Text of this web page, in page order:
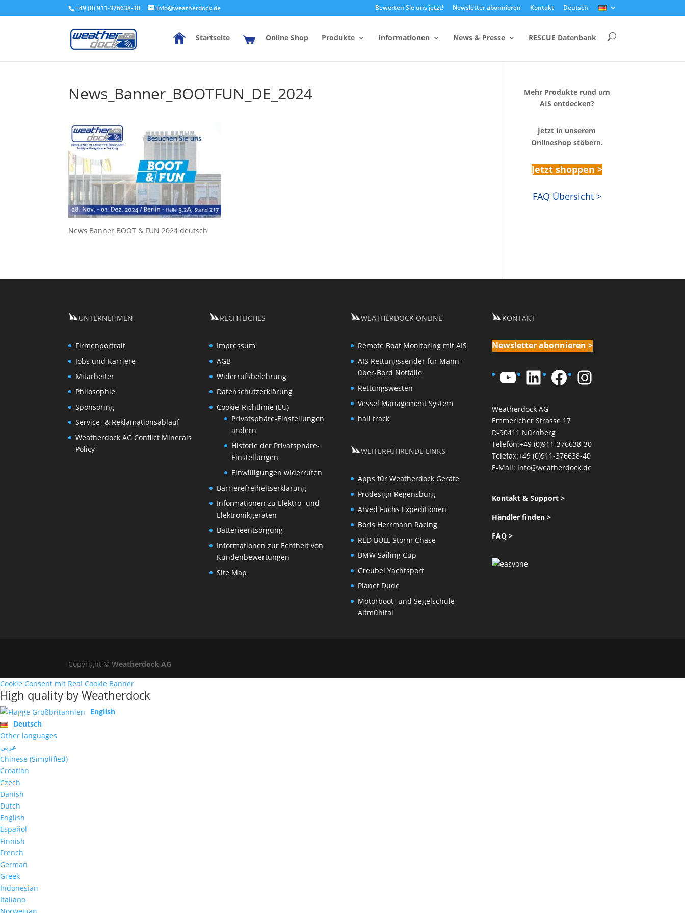
+49 (0) 911-376638-30 info@weatherdock.de Bewerten Sie uns jetzt! Newsletter abonnieren Kontakt Deutsch
Startseite Online Shop Produkte Informationen News & Presse RESCUE Datenbank
News_Banner_BOOTFUN_DE_2024
News Banner BOOT & FUN 2024 deutsch
Mehr Produkte rund um
AIS entdecken?
Jetzt in unserem
Onlineshop stöbern.
Jetzt shoppen >
FAQ Übersicht >
UNTERNEHMEN
Firmenportrait
Jobs und Karriere
Mitarbeiter
Philosophie
Sponsoring
Service- & Reklamationsablauf
Weatherdock AG Conflict Minerals
Policy
RECHTLICHES
Impressum
AGB
Widerrufsbelehrung
Datenschutzerklärung
Cookie-Richtlinie (EU)
Privatsphäre-Einstellungen
ändern
Historie der Privatsphäre-
Einstellungen
Einwilligungen widerrufen
Barrierefreiheitserklärung
Informationen zu Elektro- und
Elektronikgeräten
Batterieentsorgung
Informationen zur Echtheit von
Kundenbewertungen
Site Map
WEATHERDOCK ONLINE
Remote Boat Monitoring mit AIS
AIS Rettungssender für Mann-
über-Bord Notfälle
Rettungswesten
Vessel Management System
hali track
WEITERFÜHRENDE LINKS
Apps für Weatherdock Geräte
Prodesign Regensburg
Arved Fuchs Expeditionen
Boris Herrmann Racing
RED BULL Storm Chase
BMW Sailing Cup
Greubel Yachtsport
Planet Dude
Motorboot- und Segelschule
Altmühltal
KONTAKT
Newsletter abonnieren >
YouTube
LinkedIn
Facebook
Instagram
Weatherdock AG
Emmericher Strasse 17
D-90411 Nürnberg
Telefon:+49 (0)911-376638-30
Telefax:+49 (0)911-376638-40
E-Mail: info@weatherdock.de
Kontakt & Support >
Händler finden >
FAQ >
Copyright ©Weatherdock AG
Cookie Consent mit Real Cookie Banner
High quality by Weatherdock
English
Deutsch
Other languages
عربي
Chinese (Simplified)
Croatian
Czech
Danish
Dutch
English
Español
Finnish
French
German
Greek
Indonesian
Italiano